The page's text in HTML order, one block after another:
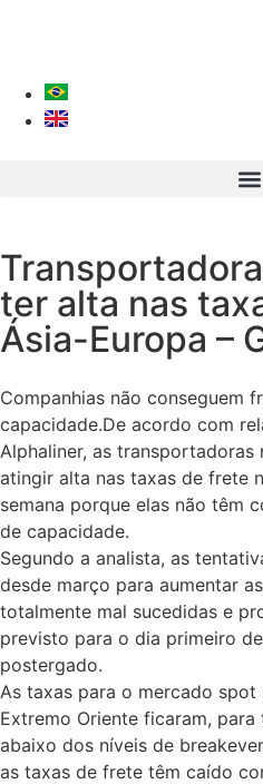
ter alta nas
Ásia-Europa –
Companhias não conseguem
capacidade.De acordo com
Alphaliner, as transportadoras
atingir alta nas taxas de frete
semana porque elas não têm
de capacidade.
Segundo a analista, as
desde março para aumentar
totalmente mal sucedidas e
previsto para o dia primeiro
postergado.
As taxas para o mercado
Extremo Oriente ficaram,
abaixo dos níveis de
as taxas de frete têm caído